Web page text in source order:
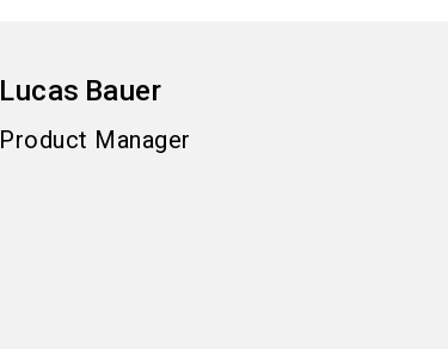
Lucas Bauer
Product Manager